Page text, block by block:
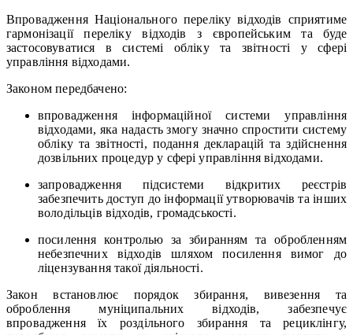
Впровадження Національного переліку відходів сприятиме
гармонізації переліку відходів з європейським та буде
застосовуватися в системі обліку та звітності у сфері
управління відходами.
Законом передбачено:
впровадження інформаційної системи управління
відходами, яка надасть змогу значно спростити систему
обліку та звітності, подання декларацій та здійснення
дозвільних процедур у сфері управління відходами.
запровадження підсистеми відкритих реєстрів
забезпечить доступ до інформації утворювачів та інших
володільців відходів, громадськості.
посилення контролью за збиранням та обробленням
небезпечних відходів шляхом посилення вимог до
ліцензування такої діяльності.
Закон встановлює порядок збирання, вивезення та
оброблення муніципальних відходів, забезпечує
впровадження їх роздільного збирання та рециклінгу,